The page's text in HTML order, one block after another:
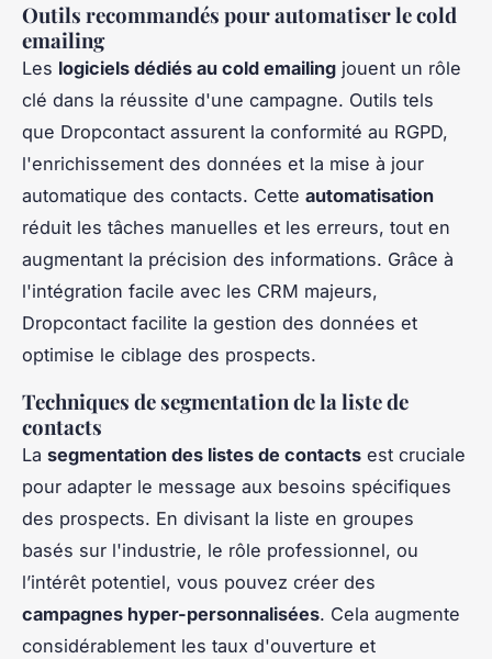
Outils recommandés pour automatiser le cold
emailing
Les logiciels dédiés au cold emailing jouent un rôle
clé dans la réussite d'une campagne. Outils tels
que Dropcontact assurent la conformité au RGPD,
l'enrichissement des données et la mise à jour
automatique des contacts. Cette automatisation
réduit les tâches manuelles et les erreurs, tout en
augmentant la précision des informations. Grâce à
l'intégration facile avec les CRM majeurs,
Dropcontact facilite la gestion des données et
optimise le ciblage des prospects.
Techniques de segmentation de la liste de
contacts
La segmentation des listes de contacts est cruciale
pour adapter le message aux besoins spécifiques
des prospects. En divisant la liste en groupes
basés sur l'industrie, le rôle professionnel, ou
l’intérêt potentiel, vous pouvez créer des
campagnes hyper-personnalisées. Cela augmente
considérablement les taux d'ouverture et